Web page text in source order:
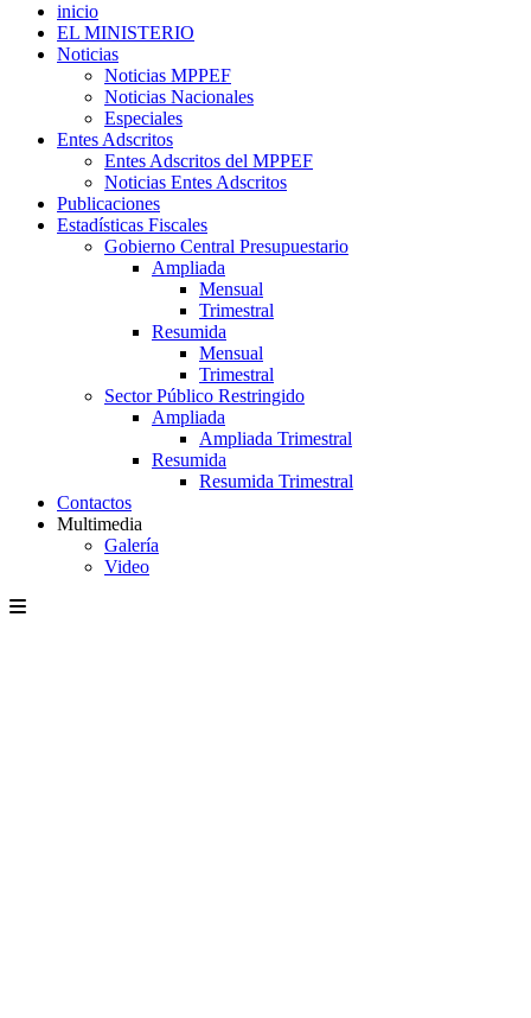
inicio
EL MINISTERIO
Noticias
Noticias MPPEF
Noticias Nacionales
Especiales
Entes Adscritos
Entes Adscritos del MPPEF
Noticias Entes Adscritos
Publicaciones
Estadísticas Fiscales
Gobierno Central Presupuestario
Ampliada
Mensual
Trimestral
Resumida
Mensual
Trimestral
Sector Público Restringido
Ampliada
Ampliada Trimestral
Resumida
Resumida Trimestral
Contactos
Multimedia
Galería
Video